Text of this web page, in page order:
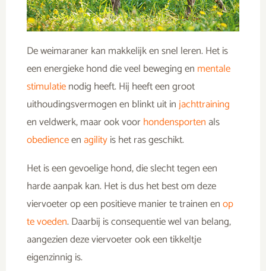
De weimaraner kan makkelijk en snel leren. Het is
een energieke hond die veel beweging en mentale
stimulatienodig heeft. Hij heeft een groot
uithoudingsvermogen en blinkt uit injachttraining
en veldwerk, maar ook voorhondensporten als
obedienceen agilityis het ras geschikt.
Het is een gevoelige hond, die slecht tegen een
harde aanpak kan. Het is dus het best om deze
viervoeter op een positieve manier te trainen enop
te voeden. Daarbij is consequentie wel van belang,
aangezien deze viervoeter ook een tikkeltje
eigenzinnig is.